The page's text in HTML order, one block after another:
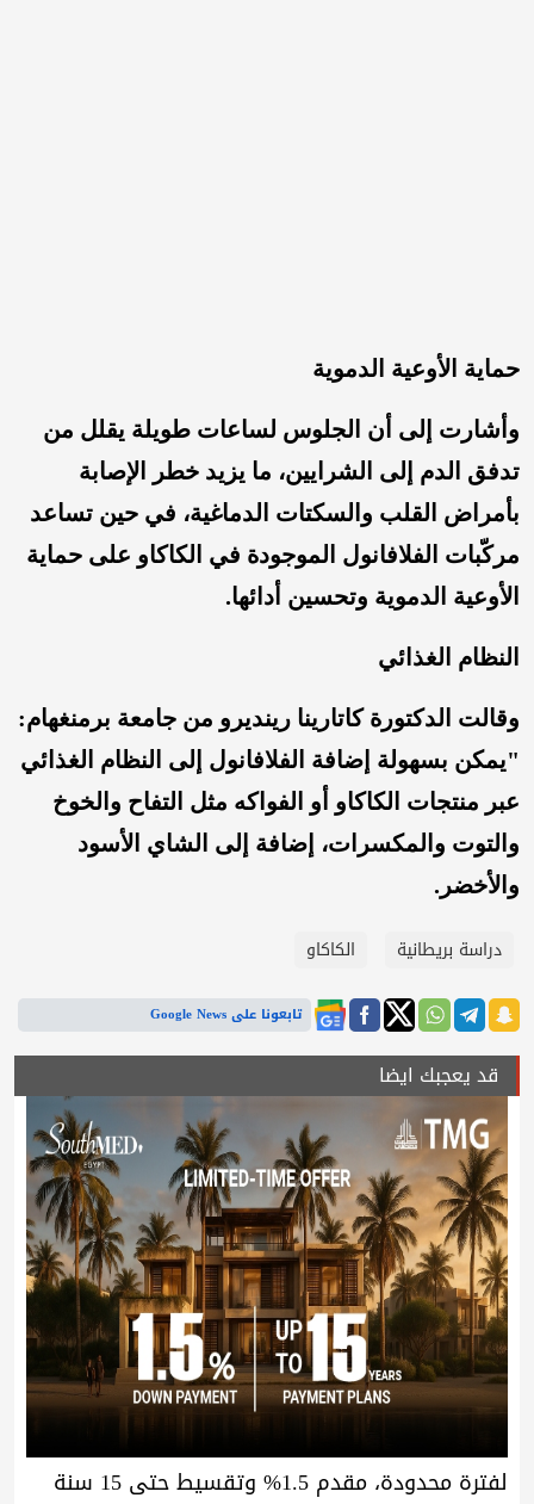
حماية الأوعية الدموية
وأشارت إلى أن الجلوس لساعات طويلة يقلل من
تدفق الدم إلى الشرايين، ما يزيد خطر الإصابة
بأمراض القلب والسكتات الدماغية، في حين تساعد
مركّبات الفلافانول الموجودة في الكاكاو على حماية
الأوعية الدموية وتحسين أدائها.
النظام الغذائي
وقالت الدكتورة كاتارينا رينديرو من جامعة برمنغهام:
"يمكن بسهولة إضافة الفلافانول إلى النظام الغذائي
عبر منتجات الكاكاو أو الفواكه مثل التفاح والخوخ
والتوت والمكسرات، إضافة إلى الشاي الأسود
والأخضر.
دراسة بريطانية الكاكاو
تابعونا على Google News
قد يعجبك ايضا
لفترة محدودة، مقدم 1.5% وتقسيط حتى 15 سنة